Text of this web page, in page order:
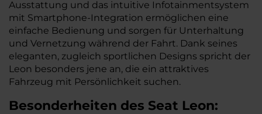
Ausstattung und das intuitive Infotainmentsystem
mit Smartphone-Integration ermöglichen eine
einfache Bedienung und sorgen für Unterhaltung
und Vernetzung während der Fahrt. Dank seines
eleganten, zugleich sportlichen Designs spricht der
Leon besonders jene an, die ein attraktives
Fahrzeug mit Persönlichkeit suchen.
Besonderheiten des Seat Leon: